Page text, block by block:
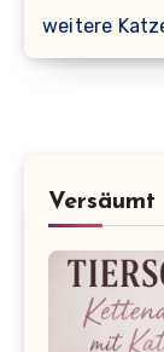
weitere
Versäumt